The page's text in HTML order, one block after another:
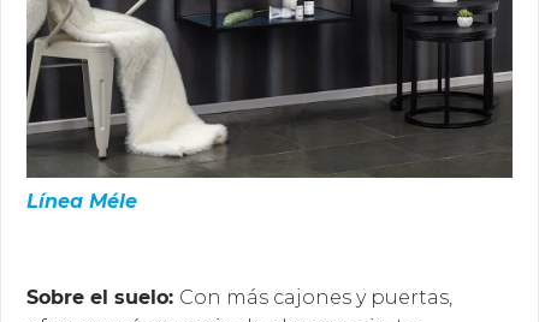
Línea Méle
Sobre el suelo: Con más cajones y puertas,